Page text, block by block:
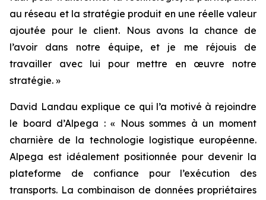
au réseau et la stratégie produit en une réelle valeur
ajoutée pour le client. Nous avons la chance de
l’avoir dans notre équipe, et je me réjouis de
travailler avec lui pour mettre en œuvre notre
stratégie. »
David Landau explique ce qui l’a motivé à rejoindre
le board d’Alpega : « Nous sommes à un moment
charnière de la technologie logistique européenne.
Alpega est idéalement positionnée pour devenir la
plateforme de confiance pour l’exécution des
transports. La combinaison de données propriétaires